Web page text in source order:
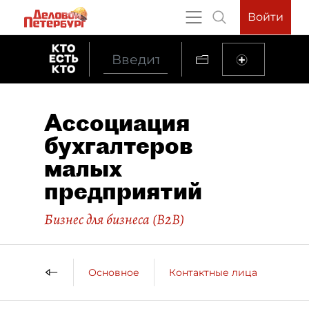
Войти
Ассоциация
бухгалтеров
малых
предприятий
Бизнес для бизнеса (B2B)
Основное Контактные лица